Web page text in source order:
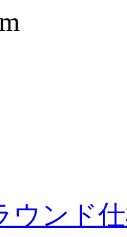
ウンド